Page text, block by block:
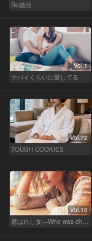
Re婚活
Vol.1
ヤバイくらいに愛してる
Vol.72
TOUGH COOKIES
Vol.10
選ばれし女―Who was chosen？―